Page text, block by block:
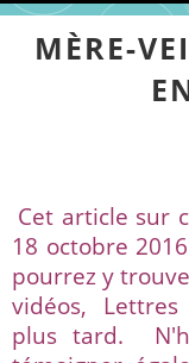
MÈRE-
Cet article sur
18 octobre
pourrez y
vidéos,
plus tard.